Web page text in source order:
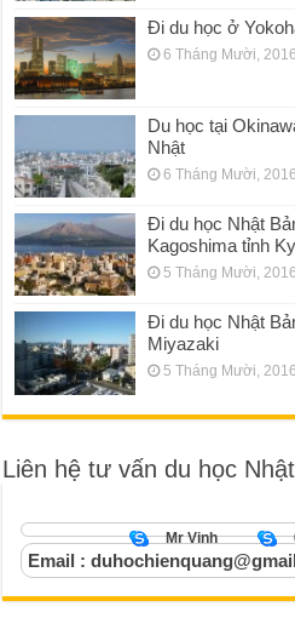
Đi du học ở
6 Tháng Mười, 2016
Du học tại
Nhật
6 Tháng Mười, 2016
Đi du học Nhật
Kagoshima tỉnh
5 Tháng Mười, 2016
Đi du học Nhật
Miyazaki
5 Tháng Mười, 2016
Liên hệ tư vấn du học
Mr Vinh
Email :